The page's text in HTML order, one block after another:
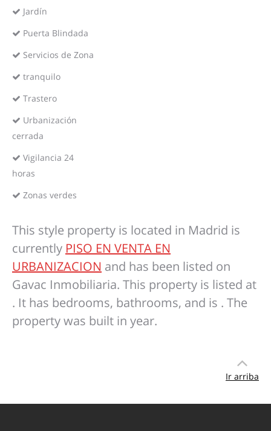
Jardín
Puerta Blindada
Servicios de Zona
tranquilo
Trastero
Urbanización
cerrada
Vigilancia 24
horas
Zonas verdes
This style property is located in Madrid is
currently PISO EN VENTA EN
URBANIZACION and has been listed on
Gavac Inmobiliaria. This property is listed at
. It has bedrooms, bathrooms, and is . The
property was built in year.
Ir arriba